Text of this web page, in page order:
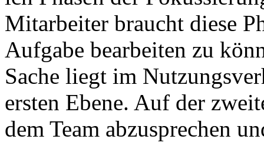
Mitarbeiter braucht diese
Aufgabe bearbeiten zu
Sache liegt im
ersten Ebene. Auf der
dem Team abzusprechen